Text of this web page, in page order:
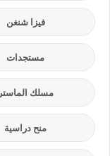
فيزا شنغن
مستجدات
مسلك الماستر
منح دراسية